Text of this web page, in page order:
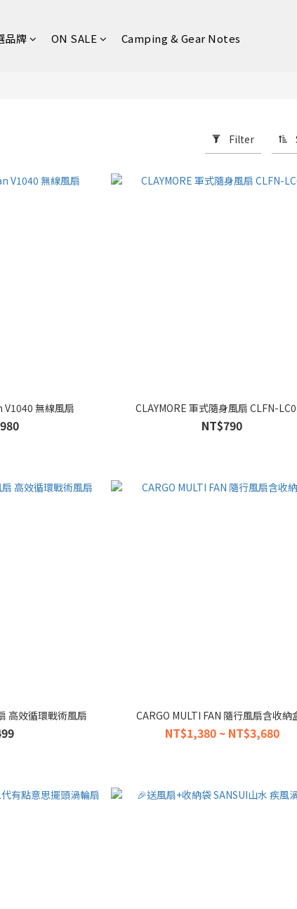
品牌 ON SALE Camping & Gear Notes
Filter
V1040 無線風扇 CLAYMORE 軍式隨身風扇 CLFN-
NT$790
高效循環戰術風扇 CARGO MULTI FAN 隨行風扇含收納
NT$1,380 ~ NT$3,680